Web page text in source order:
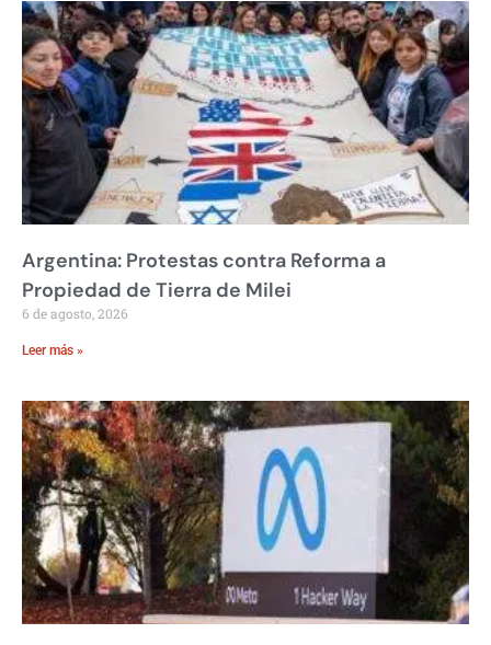
Argentina: Protestas contra Reforma a
Propiedad de Tierra de Milei
6 de agosto, 2026
Leer más »